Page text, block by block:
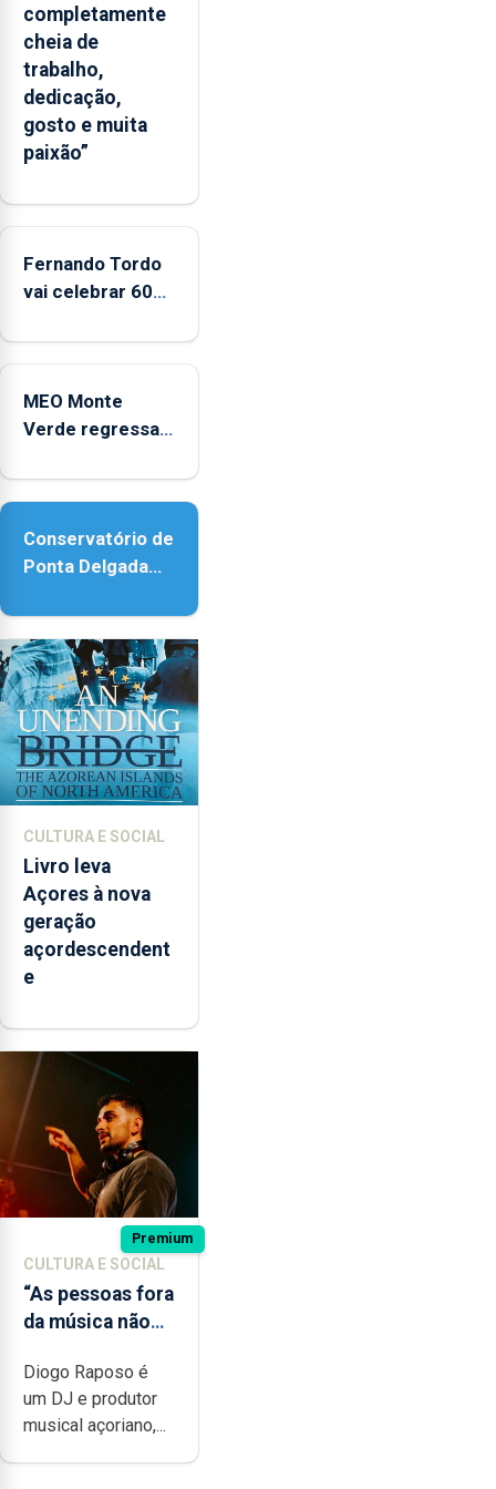
que
o
crime
sexual
já
não
ser
por
a
ter
apresentada
fora
previsto
completamente
cheia de
trabalho,
dedicação,
gosto e muita
paixão”
Fernando Tordo
vai celebrar 60
no Coliseu
MEO Monte
Verde regressa
acessibilidade
Conservatório de
Ponta Delgada
novos
instrumentos
CULTURA E SOCIAL
Livro leva
Açores à nova
geração
açordescendent
e
Premium
CULTURA E SOCIAL
“As pessoas fora
da música não
quão difícil é
produzir uma
música”
Diogo Raposo é
um DJ e produtor
musical açoriano,...